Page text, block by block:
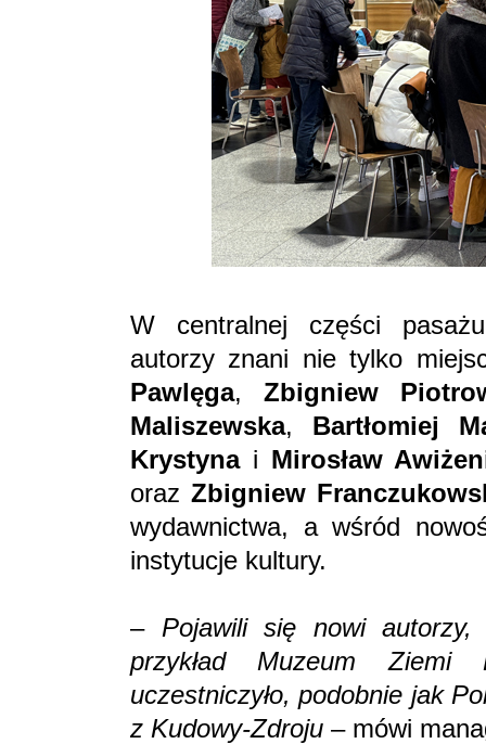
W centralnej części
autorzy znani nie tylko
Pawlęga, Zbigniew
Maliszewska, Bartłomiej
Krystyna i Mirosław
oraz Zbigniew
wydawnictwa, a wśród
instytucje kultury.
– Pojawili się nowi
przykład Muzeum Ziemi
uczestniczyło, podobnie jak
z Kudowy-Zdroju – mówi